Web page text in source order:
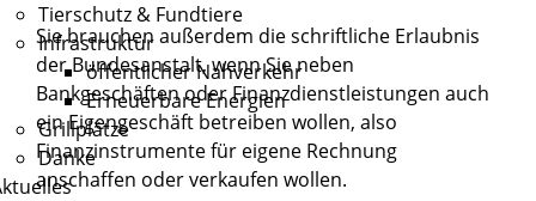
Tierschutz & Fundtiere
Infrastruktur
öffentlicher Nahverkehr
Erneuerbare Energien
Grillplätze
Danke
Sie brauchen außerdem die schriftliche Erlaubnis
der Bundesanstalt, wenn Sie neben
Bankgeschäften oder Finanzdienstleistungen auch
ein Eigengeschäft betreiben wollen, also
Finanzinstrumente für eigene Rechnung
anschaffen oder verkaufen wollen.